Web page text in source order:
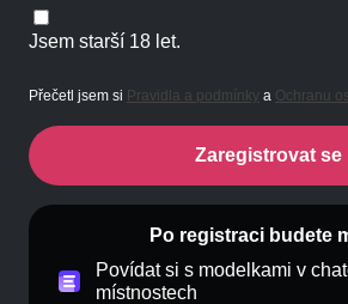
Jsem starší 18 let.
Přečetl jsem si Pravidla a podmínky a Ochranu
Zaregistrovat se
Po registraci budete
Povídat si s modelkami v
místnostech